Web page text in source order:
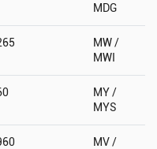
MDG
MW /
MWI
MY /
MYS
MV /